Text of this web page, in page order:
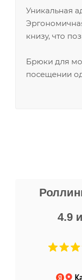
Уникальная
книзу, что
Брюки для
посещении
4.9
Не понравились
и дают